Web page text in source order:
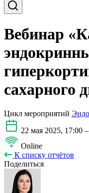
Вебинар
сахарного
Цикл мероприятий
22 мая 2025, 17:00
Online
К списку отчётов
Поделиться